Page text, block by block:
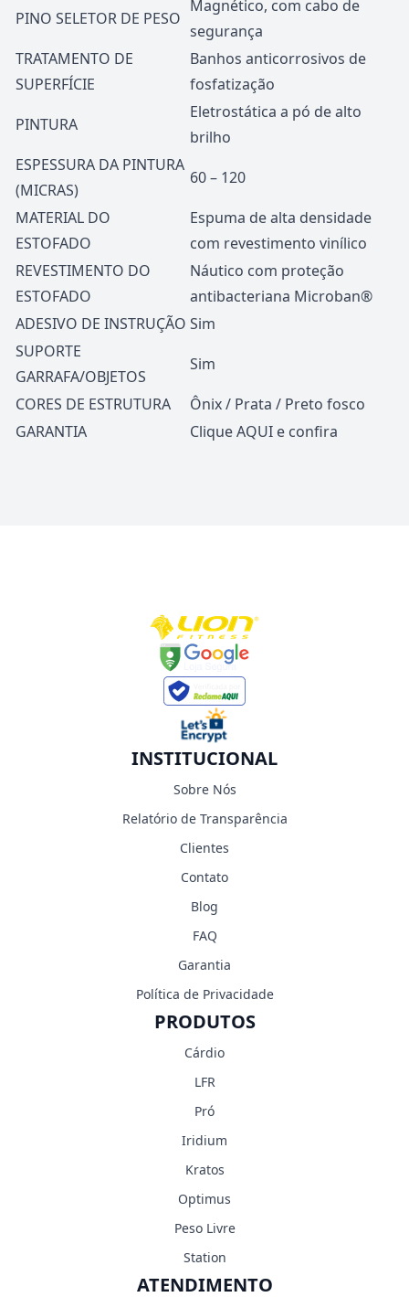
PINO SELETOR DE PESO
Magnético, com cabo de
segurança
TRATAMENTO DE
SUPERFÍCIE
Banhos anticorrosivos de
fosfatização
PINTURA
Eletrostática a pó de alto
brilho
ESPESSURA DA PINTURA
(MICRAS)
60 – 120
MATERIAL DO
ESTOFADO
Espuma de alta densidade
com revestimento vinílico
REVESTIMENTO DO
ESTOFADO
Náutico com proteção
antibacteriana Microban®
ADESIVO DE INSTRUÇÃO Sim
SUPORTE
GARRAFA/OBJETOS
Sim
CORES DE ESTRUTURA
Ônix / Prata / Preto fosco
GARANTIA
CliqueAQUI e confira
INSTITUCIONAL
Sobre Nós
Relatório de Transparência
Clientes
Contato
Blog
FAQ
Garantia
Política de Privacidade
PRODUTOS
Cárdio
LFR
Pró
Iridium
Kratos
Optimus
Peso Livre
Station
ATENDIMENTO